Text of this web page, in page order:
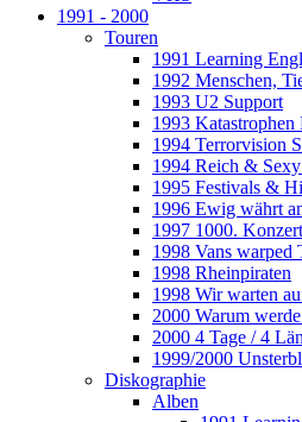
1991 - 2000
Touren
1991 Learning
1992 Menschen,
1993 U2 Support
1993
1994 Terrorvision
1994 Reich &
1995 Festivals &
1996 Ewig währt
1997 1000. Konzert
1998 Vans warped
1998 Rheinpiraten
1998 Wir warten
2000 Warum
2000 4 Tage / 4
1999/2000
Diskographie
Alben